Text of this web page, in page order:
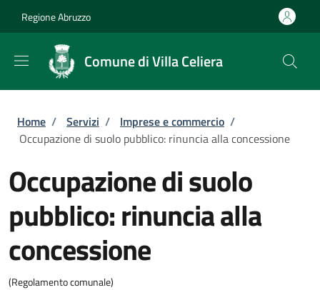
Regione Abruzzo
Comune di Villa Celiera
Briciole di pane
Home / Servizi / Imprese e commercio /
Occupazione di suolo pubblico: rinuncia alla concessione
Occupazione di suolo
pubblico: rinuncia alla
concessione
(Regolamento comunale)